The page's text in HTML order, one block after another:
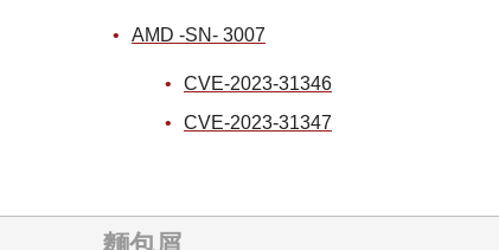
AMD -SN- 3007
CVE-2023-31346
CVE-2023-31347